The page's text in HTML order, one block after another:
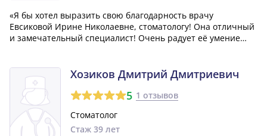
«Я бы хотел выразить свою благодарность врачу
Евсиковой Ирине Николаевне, стоматологу! Она отличный
и замечательный специалист! Очень радует её умение
Хозиков Дмитрий Дмитриевич
5 1 отзывов
Стоматолог
Стаж 39 лет